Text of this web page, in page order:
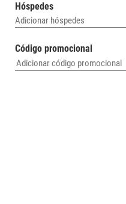
Hóspedes
Adicionar hóspedes
Código promocional